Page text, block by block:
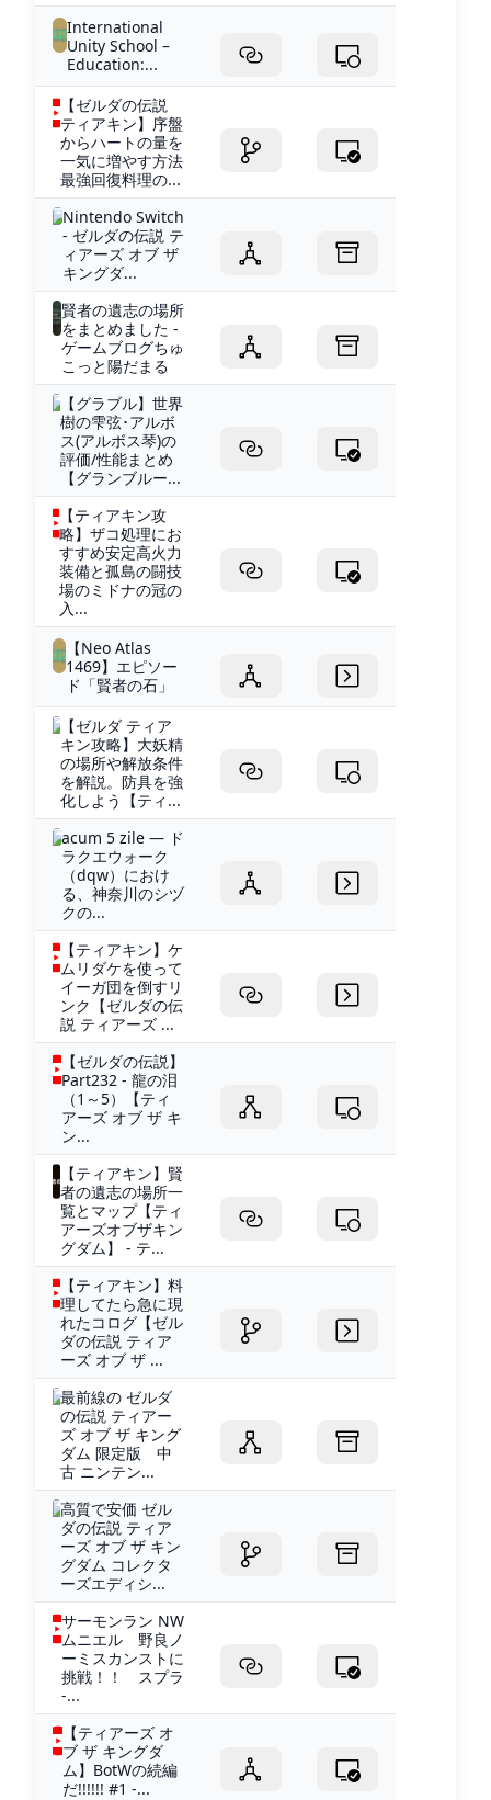
International
Unity School –
Education:...
【ゼルダの伝説
ティアキン】序盤
からハートの量を
一気に増やす方法
最強回復料理の...
Nintendo Switch
- ゼルダの伝説 テ
ィアーズ オブ ザ
キングダ...
賢者の遺志の場所
をまとめました -
ゲームブログちゅ
こっと陽だまる
【グラブル】世界
樹の雫弦･アルボ
ス(アルボス琴)の
評価/性能まとめ
【グランブルー...
【ティアキン攻
略】ザコ処理にお
すすめ安定高火力
装備と孤島の闘技
場のミドナの冠の
入...
【Neo Atlas
1469】エピソー
ド「賢者の石」
【ゼルダ ティア
キン攻略】大妖精
の場所や解放条件
を解説。防具を強
化しよう【ティ...
acum 5 zile — ド
ラクエウォーク
（dqw）におけ
る、神奈川のシヅ
クの...
【ティアキン】ケ
ムリダケを使って
イーガ団を倒すリ
ンク【ゼルダの伝
説 ティアーズ ...
【ゼルダの伝説】
Part232 - 龍の泪
（1～5）【ティ
アーズ オブ ザ キ
ン...
【ティアキン】賢
者の遺志の場所一
覧とマップ【ティ
アーズオブザキン
グダム】 - テ...
【ティアキン】料
理してたら急に現
れたコログ【ゼル
ダの伝説 ティア
ーズ オブ ザ ...
最前線の ゼルダ
の伝説 ティアー
ズ オブ ザ キング
ダム 限定版 中
古 ニンテン...
高質で安価 ゼル
ダの伝説 ティア
ーズ オブ ザ キン
グダム コレクタ
ーズエディシ...
サーモンラン NW
ムニエル 野良ノ
ーミスカンストに
挑戦！！ スプラ
-...
【ティアーズ オ
ブ ザ キングダ
ム】BotWの続編
だ!!!!!! #1 -...